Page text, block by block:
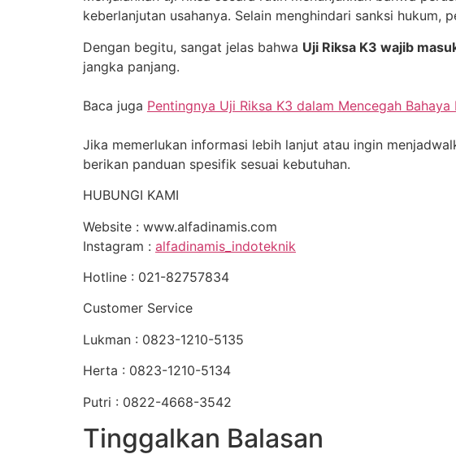
keberlanjutan usahanya. Selain menghindari sanksi
Dengan begitu, sangat jelas bahwa Uji Riksa K3 wajib
jangka panjang.
Baca juga Pentingnya Uji Riksa K3 dalam Mencegah Bahaya
Jika memerlukan informasi lebih lanjut atau ingin
berikan panduan spesifik sesuai kebutuhan.
HUBUNGI KAMI
Website : www.alfadinamis.com
Instagram : alfadinamis_indoteknik
Hotline : 021-82757834
Customer Service
Lukman : 0823-1210-5135
Herta : 0823-1210-5134
Putri : 0822-4668-3542
Tinggalkan Balasan